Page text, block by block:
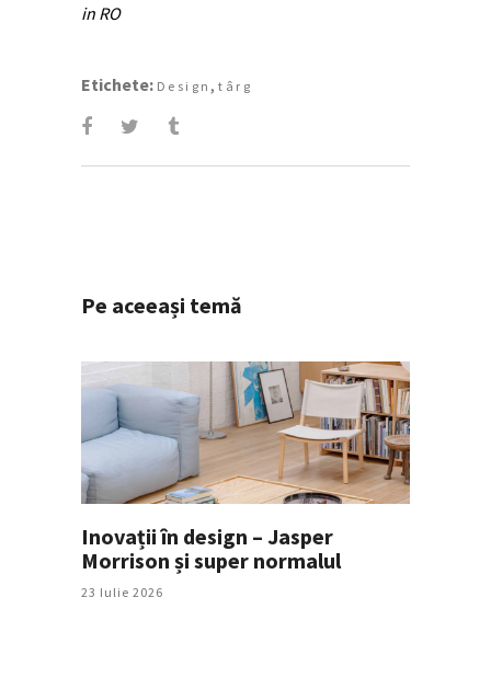
in RO
Etichete: Design,târg
Pe aceeași temă
Inovații în design – Jasper
Morrison și super normalul
23 Iulie 2026